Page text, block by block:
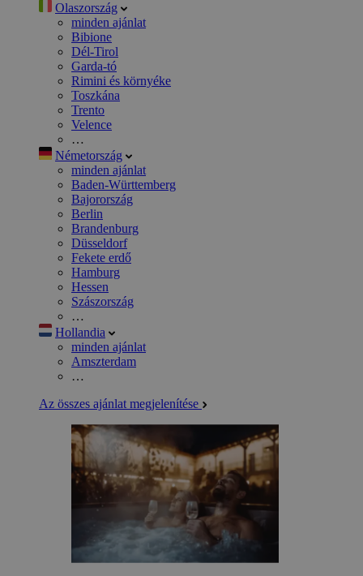
Olaszország
minden ajánlat
Bibione
Dél-Tirol
Garda-tó
Rimini és környéke
Toszkána
Trento
Velence
…
Németország
minden ajánlat
Baden-Württemberg
Bajorország
Berlin
Brandenburg
Düsseldorf
Fekete erdő
Hamburg
Hessen
Szászország
…
Hollandia
minden ajánlat
Amszterdam
…
Az összes ajánlat megjelenítése